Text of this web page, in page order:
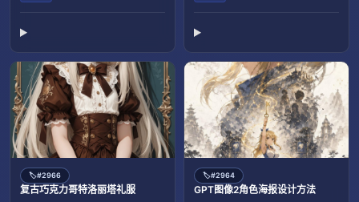
🏷️#2966
复古巧克力哥特洛丽塔礼服
🏷️#2964
GPT图像2角色海报设计方法